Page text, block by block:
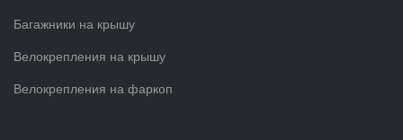
Багажники на крышу
Велокрепления на крышу
Велокрепления на фаркоп